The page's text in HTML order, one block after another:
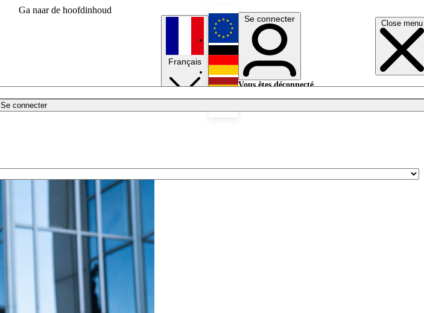
Ga naar de hoofdinhoud
Close menu
Se connecter
Français
English
Deutsch
Se connecter
Vous êtes déconnecté.